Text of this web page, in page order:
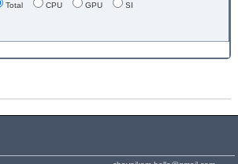
Total CPU GPU SI